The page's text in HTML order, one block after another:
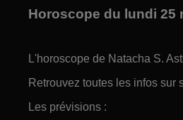
Horoscope du lundi 25
L'horoscope de Natacha S.
Retrouvez toutes les infos sur
Les prévisions :